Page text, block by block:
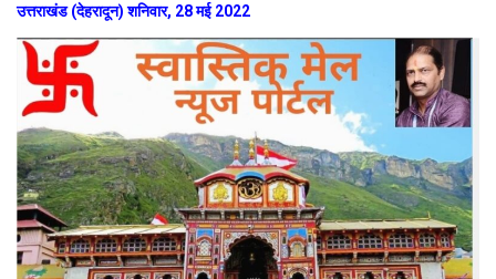
उत्तराखंड (देहरादून) शनिवार, 28 मई 2022